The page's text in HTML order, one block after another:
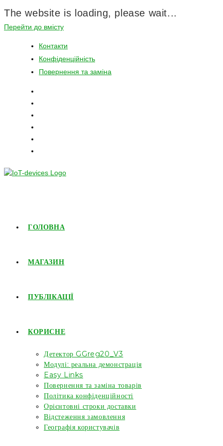
The website is loading, please wait...
Перейти до вмісту
Контакти
Конфіденційність
Повернення та заміна
ГОЛОВНА
МАГАЗИН
ПУБЛІКАЦІЇ
КОРИСНЕ
Детектор GGreg20_V3
Модулі: реальна демонстрація
Easy Links
Повернення та заміна товарів
Політика конфіденційності
Орієнтовні строки доставки
Відстеження замовлення
Географія користувачів